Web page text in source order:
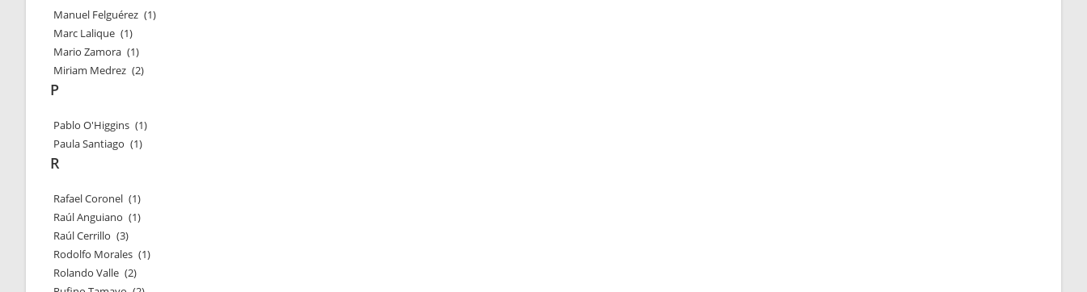
Manuel Felguérez (1)
Marc Lalique (1)
Mario Zamora (1)
Miriam Medrez (2)
P
Pablo O'Higgins (1)
Paula Santiago (1)
R
Rafael Coronel (1)
Raúl Anguiano (1)
Raúl Cerrillo (3)
Rodolfo Morales (1)
Rolando Valle (2)